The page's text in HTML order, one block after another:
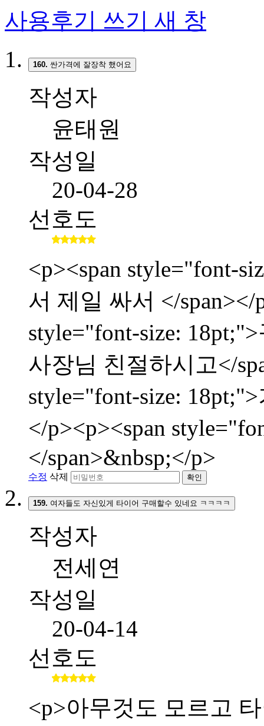
사용후기 쓰기 새 창
160. 싼가격에 잘장착 했어요
작성자
윤태원
작성일
20-04-28
선호도
<p><span style="font-
서 제일 싸서 </span></
style="font-size:
사장님 친절하시고</
style="font-size:
</p><p><span
</span>&nbsp;</p>
수정 삭제 확인
159. 여자들도 자신있게 타이어 구매할수 있네요 ㅋㅋㅋㅋ
작성자
전세연
작성일
20-04-14
선호도
<p>아무것도 모르고